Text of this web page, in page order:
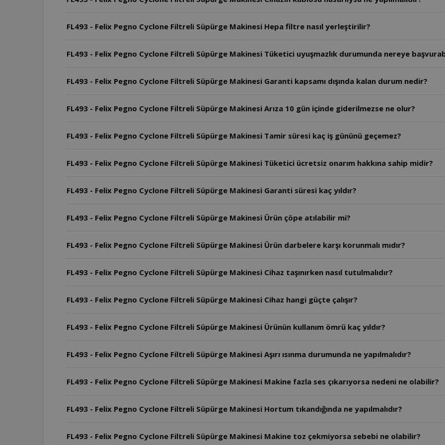
FL493 - Felix Pegno Cyclone Filtreli Süpürge Makinesi Hepa filtre nasıl yerleştirilir?
FL493 - Felix Pegno Cyclone Filtreli Süpürge Makinesi Tüketici uyuşmazlık durumunda nereye
FL493 - Felix Pegno Cyclone Filtreli Süpürge Makinesi Garanti kapsamı dışında kalan durum nedir?
FL493 - Felix Pegno Cyclone Filtreli Süpürge Makinesi Arıza 10 gün içinde giderilmezse ne olur?
FL493 - Felix Pegno Cyclone Filtreli Süpürge Makinesi Tamir süresi kaç iş gününü geçemez?
FL493 - Felix Pegno Cyclone Filtreli Süpürge Makinesi Tüketici ücretsiz onarım hakkına sahip midir?
FL493 - Felix Pegno Cyclone Filtreli Süpürge Makinesi Garanti süresi kaç yıldır?
FL493 - Felix Pegno Cyclone Filtreli Süpürge Makinesi Ürün çöpe atılabilir mi?
FL493 - Felix Pegno Cyclone Filtreli Süpürge Makinesi Ürün darbelere karşı korunmalı mıdır?
FL493 - Felix Pegno Cyclone Filtreli Süpürge Makinesi Cihaz taşınırken nasıl tutulmalıdır?
FL493 - Felix Pegno Cyclone Filtreli Süpürge Makinesi Cihaz hangi güçte çalışır?
FL493 - Felix Pegno Cyclone Filtreli Süpürge Makinesi Ürünün kullanım ömrü kaç yıldır?
FL493 - Felix Pegno Cyclone Filtreli Süpürge Makinesi Aşırı ısınma durumunda ne yapılmalıdır?
FL493 - Felix Pegno Cyclone Filtreli Süpürge Makinesi Makine fazla ses çıkarıyorsa nedeni ne olabilir?
FL493 - Felix Pegno Cyclone Filtreli Süpürge Makinesi Hortum tıkandığında ne yapılmalıdır?
FL493 - Felix Pegno Cyclone Filtreli Süpürge Makinesi Makine toz çekmiyorsa sebebi ne olabilir?